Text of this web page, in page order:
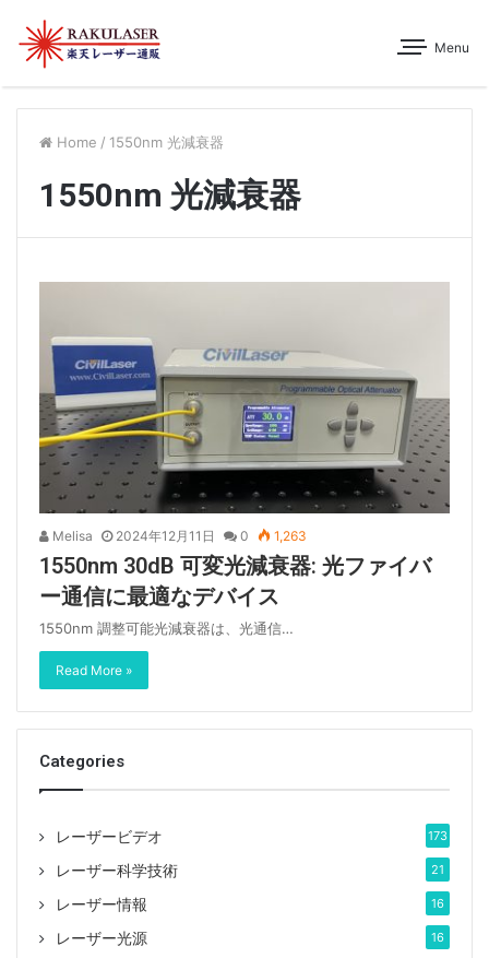
Menu
Home / 1550nm 光減衰器
1550nm 光減衰器
Melisa 2024年12月11日 0 1,263
1550nm 30dB 可変光減衰器: 光ファイバ
ー通信に最適なデバイス
1550nm 調整可能光減衰器は、光通信…
Read More »
Categories
レーザービデオ 173
レーザー科学技術 21
レーザー情報 16
レーザー光源 16